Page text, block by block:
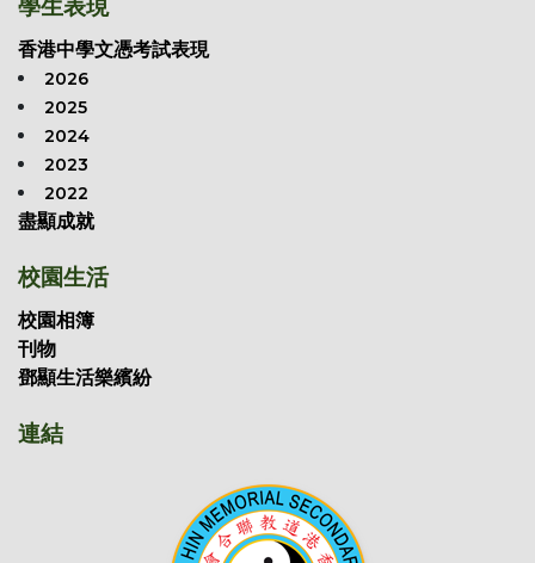
學生表現
香港中學文憑考試表現
2026
2025
2024
2023
2022
盡顯成就
校園生活
校園相簿
刊物
鄧顯生活樂繽紛
連結